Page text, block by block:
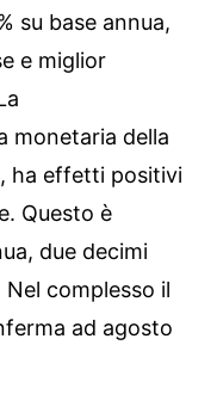
su base annua,
e miglior
monetaria della
ha effetti positivi
Questo è
due decimi
complesso il
ad agosto